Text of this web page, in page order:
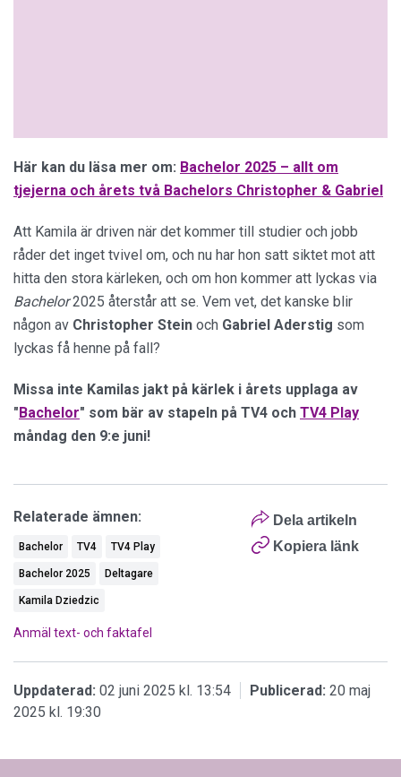
Här kan du läsa mer om: Bachelor 2025 – allt om
tjejerna och årets två Bachelors Christopher & Gabriel
Att Kamila är driven när det kommer till studier och jobb
råder det inget tvivel om, och nu har hon satt siktet mot att
hitta den stora kärleken, och om hon kommer att lyckas via
Bachelor2025 återstår att se. Vem vet, det kanske blir
någon av Christopher Stein och Gabriel Aderstig som
lyckas få henne på fall?
Missa inte Kamilas jakt på kärlek i årets upplaga av
"Bachelor" som bär av stapeln på TV4 och TV4 Play
måndag den 9:e juni!
Dela artikeln
Kopiera länk
Relaterade ämnen:
Bachelor TV4 TV4 Play
Bachelor 2025 Deltagare
Kamila Dziedzic
Anmäl text- och faktafel
Uppdaterad: 02 juni 2025 kl. 13:54 Publicerad: 20 maj
2025 kl. 19:30